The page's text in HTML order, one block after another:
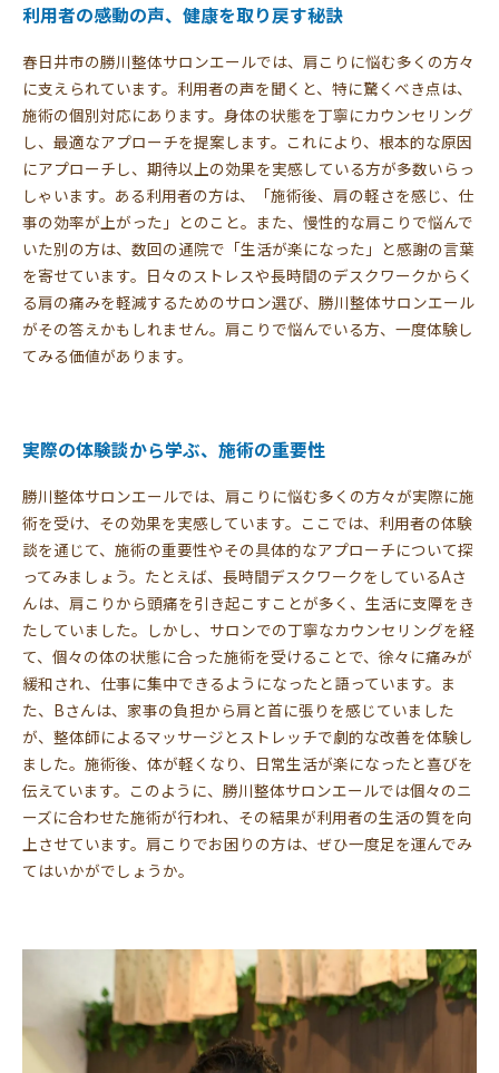
利用者の感動の声、健康を取り戻す秘訣
春日井市の勝川整体サロンエールでは、肩こりに悩む多くの方々
に支えられています。利用者の声を聞くと、特に驚くべき点は、
施術の個別対応にあります。身体の状態を丁寧にカウンセリング
し、最適なアプローチを提案します。これにより、根本的な原因
にアプローチし、期待以上の効果を実感している方が多数いらっ
しゃいます。ある利用者の方は、「施術後、肩の軽さを感じ、仕
事の効率が上がった」とのこと。また、慢性的な肩こりで悩んで
いた別の方は、数回の通院で「生活が楽になった」と感謝の言葉
を寄せています。日々のストレスや長時間のデスクワークからく
る肩の痛みを軽減するためのサロン選び、勝川整体サロンエール
がその答えかもしれません。肩こりで悩んでいる方、一度体験し
てみる価値があります。
実際の体験談から学ぶ、施術の重要性
勝川整体サロンエールでは、肩こりに悩む多くの方々が実際に施
術を受け、その効果を実感しています。ここでは、利用者の体験
談を通じて、施術の重要性やその具体的なアプローチについて探
ってみましょう。たとえば、長時間デスクワークをしているAさ
んは、肩こりから頭痛を引き起こすことが多く、生活に支障をき
たしていました。しかし、サロンでの丁寧なカウンセリングを経
て、個々の体の状態に合った施術を受けることで、徐々に痛みが
緩和され、仕事に集中できるようになったと語っています。ま
た、Bさんは、家事の負担から肩と首に張りを感じていました
が、整体師によるマッサージとストレッチで劇的な改善を体験し
ました。施術後、体が軽くなり、日常生活が楽になったと喜びを
伝えています。このように、勝川整体サロンエールでは個々のニ
ーズに合わせた施術が行われ、その結果が利用者の生活の質を向
上させています。肩こりでお困りの方は、ぜひ一度足を運んでみ
てはいかがでしょうか。